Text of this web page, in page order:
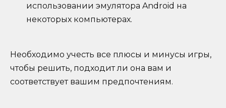
использовании эмулятора Android на
некоторых компьютерах.
Необходимо учесть все плюсы и минусы игры,
чтобы решить, подходит ли она вам и
соответствует вашим предпочтениям.